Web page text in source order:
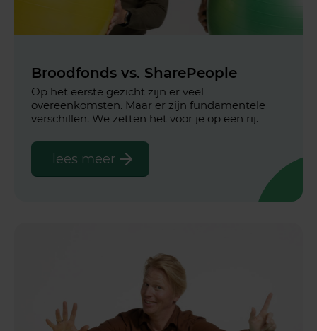
Broodfonds vs. SharePeople
Op het eerste gezicht zijn er veel
overeenkomsten. Maar er zijn fundamentele
verschillen. We zetten het voor je op een rij.
lees meer